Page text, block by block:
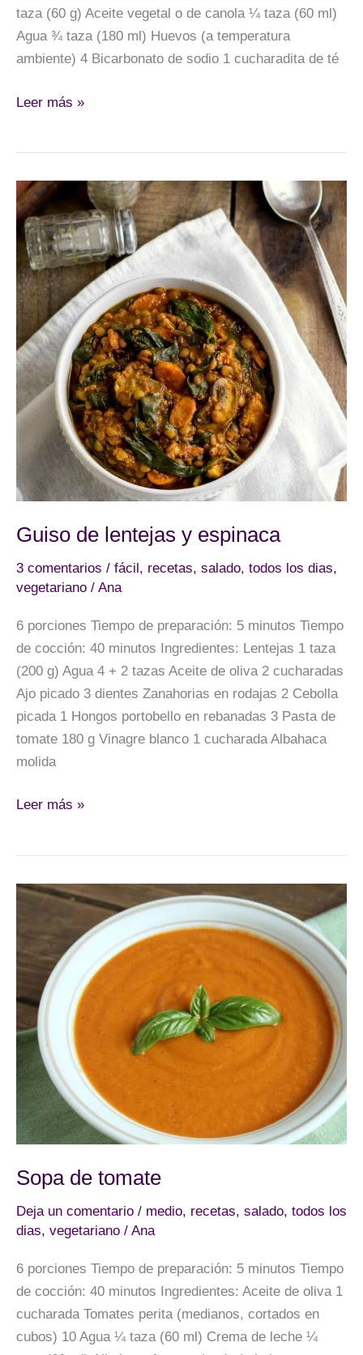
taza (60 g) Aceite vegetal o de canola ¼ taza (60 ml)
Agua ¾ taza (180 ml) Huevos (a temperatura
ambiente) 4 Bicarbonato de sodio 1 cucharadita de té
Pan
Leer más »
Guiso de lentejas y espinaca
3 comentarios / fácil , recetas, salado, todos los dias,
vegetariano / Ana
6 porciones Tiempo de preparación: 5 minutos Tiempo
de cocción: 40 minutos Ingredientes: Lentejas 1 taza
(200 g) Agua 4 + 2 tazas Aceite de oliva 2 cucharadas
Ajo picado 3 dientes Zanahorias en rodajas 2 Cebolla
picada 1 Hongos portobello en rebanadas 3 Pasta de
tomate 180 g Vinagre blanco 1 cucharada Albahaca
molida
Guiso
espinaca
Leer más »
Sopa de tomate
Deja un comentario / medio, recetas, salado, todos los
dias, vegetariano / Ana
6 porciones Tiempo de preparación: 5 minutos Tiempo
de cocción: 40 minutos Ingredientes: Aceite de oliva 1
cucharada Tomates perita (medianos, cortados en
cubos) 10 Agua ¼ taza (60 ml) Crema de leche ¼